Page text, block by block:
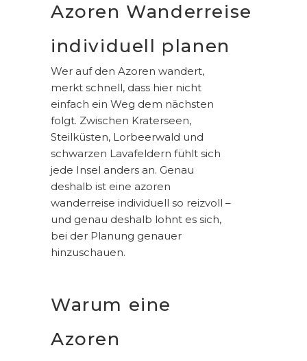
Azoren Wanderreise
individuell planen
Wer auf den Azoren wandert,
merkt schnell, dass hier nicht
einfach ein Weg dem nächsten
folgt. Zwischen Kraterseen,
Steilküsten, Lorbeerwald und
schwarzen Lavafeldern fühlt sich
jede Insel anders an. Genau
deshalb ist eine azoren
wanderreise individuell so reizvoll –
und genau deshalb lohnt es sich,
bei der Planung genauer
hinzuschauen.
Warum eine
Azoren